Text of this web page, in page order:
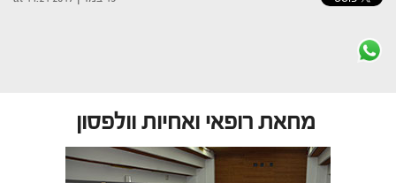
מחאת רופאי ואחיות וולפסון